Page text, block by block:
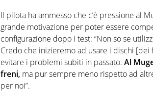
Il pilota ha ammesso che c’è pressione al
grande motivazione per poter essere
configurazione dopo i test: “Non so se
Credo che inizieremo ad usare i dischi
evitare i problemi subiti in passato. Al
freni, ma pur sempre meno rispetto ad
per noi”.